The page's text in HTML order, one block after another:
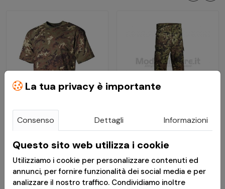
€ 15,30
T-Shirt Mimetica
Vegetata
€ 44,90
Pantaloni Revenger TDU
Vegetato - Invader
Gear
La tua privacy è importante
Consenso Dettagli Informazioni
Questo sito web utilizza i cookie
Utilizziamo i cookie per personalizzare contenuti ed
annunci, per fornire funzionalità dei social media e per
analizzare il nostro traffico. Condividiamo inoltre